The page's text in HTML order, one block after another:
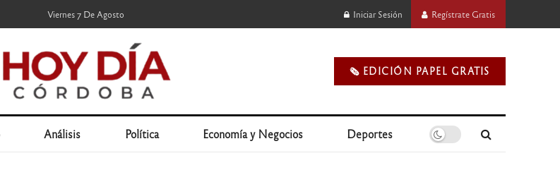
Viernes 7 De Agosto Iniciar Sesión Regístrate Gratis
🗞️ EDICIÓN PAPEL GRATIS
Análisis Política Economía y Negocios Deportes